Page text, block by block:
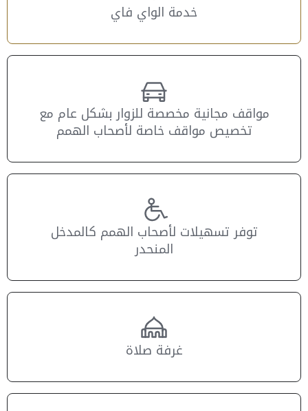
خدمة الواي فاي
مواقف مجانية مخصصة للزوار بشكل عام مع
تخصيص مواقف خاصة لأصحاب الهمم
توفر تسهيلات لأصحاب الهمم كالمدخل
المنحدر
غرفة صلاة